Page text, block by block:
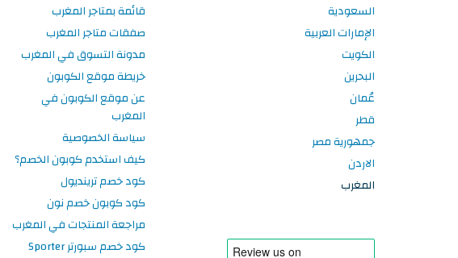
السعودية
الإمارات العربية
الكويت
البحرين
عُمان
قطر
جمهورية مصر
الاردن
المغرب
قائمة بمتاجر المغرب
صفقات متاجر المغرب
مدونة التسوق في المغرب
خريطة موقع الكوبون
عن موقع الكوبون في
المغرب
سياسة الخصوصية
كيف استخدم كوبون الخصم؟
كود خصم ترينديول
كود كوبون خصم نون
مراجعة المنتجات في المغرب
كود خصم سبورتر Sporter